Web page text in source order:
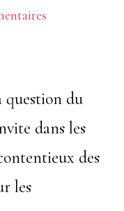
question du
dans les
des
les